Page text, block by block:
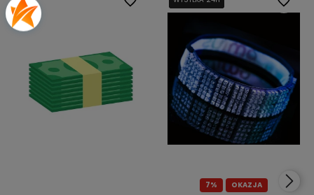
7% OKAZJA